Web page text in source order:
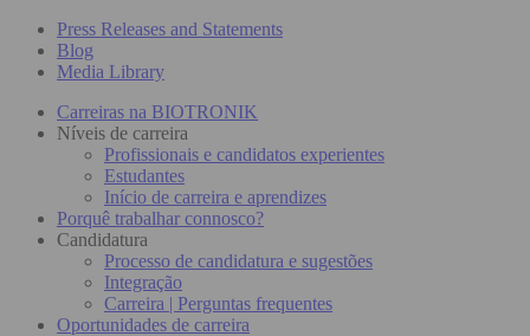
Press Releases and Statements
Blog
Media Library
Carreiras na BIOTRONIK
Níveis de carreira
Profissionais e candidatos experientes
Estudantes
Início de carreira e aprendizes
Porquê trabalhar connosco?
Candidatura
Processo de candidatura e sugestões
Integração
Carreira | Perguntas frequentes
Oportunidades de carreira